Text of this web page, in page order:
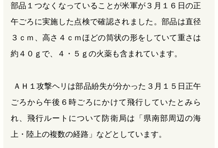
部品１つなくなっていることが米軍が３月１６日の正
午ごろに実施した点検で確認されました。部品は直径
３ｃｍ、高さ４ｃｍほどの筒状の形をしていて重さは
約４０ｇで、４・５ｇの火薬も含まれています。
ＡＨ１攻撃ヘリは部品紛失が分かった３月１５日正午
ごろから午後６時ごろにかけて飛行していたとみら
れ、飛行ルートについて防衛局は「県南部周辺の海
上・陸上の複数の経路」などとしています。